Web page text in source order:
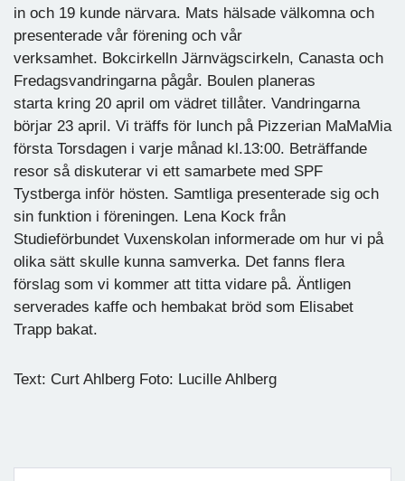
in och 19 kunde närvara. Mats hälsade välkomna och
presenterade vår förening och vår
verksamhet. Bokcirkelln Järnvägscirkeln, Canasta och
Fredagsvandringarna pågår. Boulen planeras
starta kring 20 april om vädret tillåter. Vandringarna
börjar 23 april. Vi träffs för lunch på Pizzerian MaMaMia
första Torsdagen i varje månad kl.13:00. Beträffande
resor så diskuterar vi ett samarbete med SPF
Tystberga inför hösten. Samtliga presenterade sig och
sin funktion i föreningen. Lena Kock från
Studieförbundet Vuxenskolan informerade om hur vi på
olika sätt skulle kunna samverka. Det fanns flera
förslag som vi kommer att titta vidare på. Äntligen
serverades kaffe och hembakat bröd som Elisabet
Trapp bakat.
Text: Curt Ahlberg Foto: Lucille Ahlberg